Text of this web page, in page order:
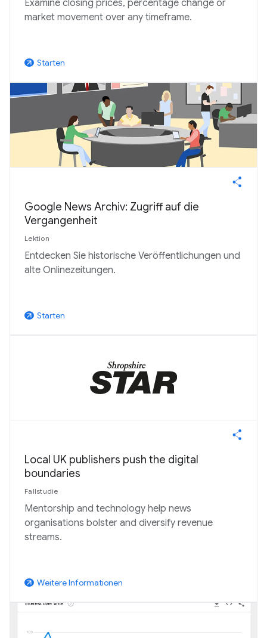
Examine closing prices, percentage change or
market movement over any timeframe.
arrow_outward Starten
Google News Archiv: Zugriff auf die
Vergangenheit
Lektion
Entdecken Sie historische Veröffentlichungen und
alte Onlinezeitungen.
arrow_outward Starten
Local UK publishers push the digital
boundaries
Fallstudie
Mentorship and technology help news
organisations bolster and diversify revenue
streams.
arrow_outward Weitere Informationen